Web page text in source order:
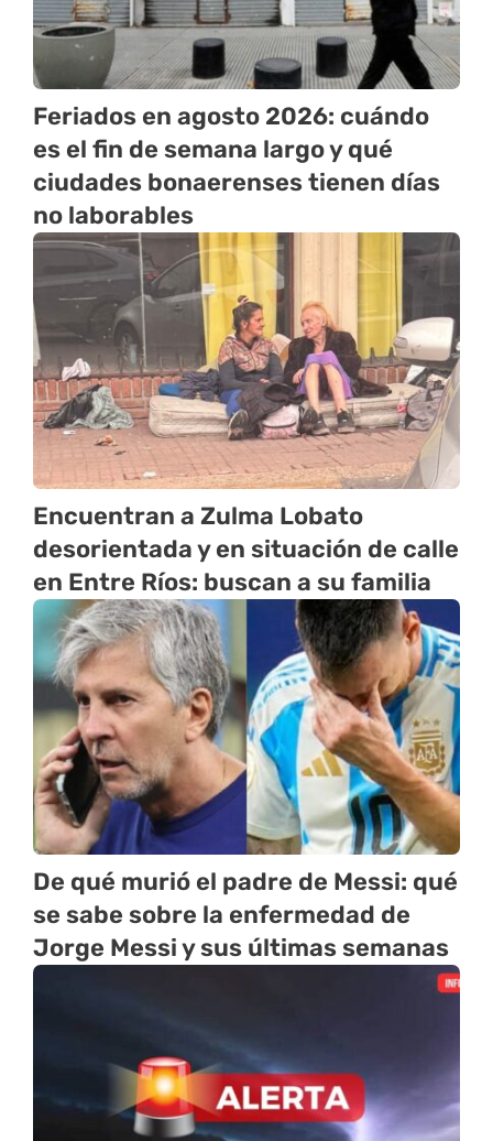
Feriados en agosto 2026: cuándo
es el fin de semana largo y qué
ciudades bonaerenses tienen días
no laborables
Encuentran a Zulma Lobato
desorientada y en situación de calle
en Entre Ríos: buscan a su familia
De qué murió el padre de Messi: qué
se sabe sobre la enfermedad de
Jorge Messi y sus últimas semanas